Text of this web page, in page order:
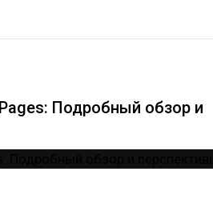
Подробный обзор и